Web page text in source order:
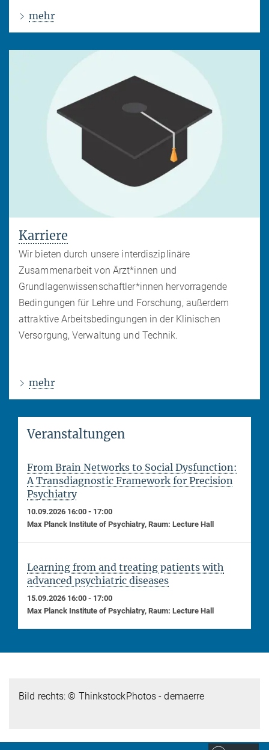
mehr
Karriere
Wir bieten durch unsere interdisziplinäre
Zusammenarbeit von Ärzt*innen und
Grundlagenwissenschaftler*innen hervorragende
Bedingungen für Lehre und Forschung, außerdem
attraktive Arbeitsbedingungen in der Klinischen
Versorgung, Verwaltung und Technik.
mehr
Veranstaltungen
From Brain Networks to Social Dysfunction:
A Transdiagnostic Framework for Precision
Psychiatry
10.09.2026 16:00 - 17:00
Max Planck Institute of Psychiatry, Raum: Lecture Hall
Learning from and treating patients with
advanced psychiatric diseases
15.09.2026 16:00 - 17:00
Max Planck Institute of Psychiatry, Raum: Lecture Hall
Bild rechts: © ThinkstockPhotos - demaerre